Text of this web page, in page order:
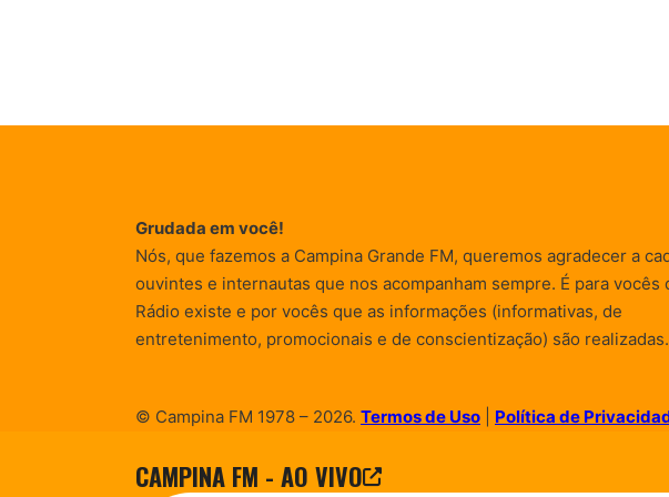
CAMPINA FM - AO VIVO
Grudada em você!
Nós, que fazemos a Campina Grande FM, queremos agradecer a
ouvintes e internautas que nos acompanham sempre. É para vocês
Rádio existe e por vocês que as informações (informativas, de
entretenimento, promocionais e de conscientização) são realizadas.
© Campina FM 1978 – 2026. Termos de Uso
Política de